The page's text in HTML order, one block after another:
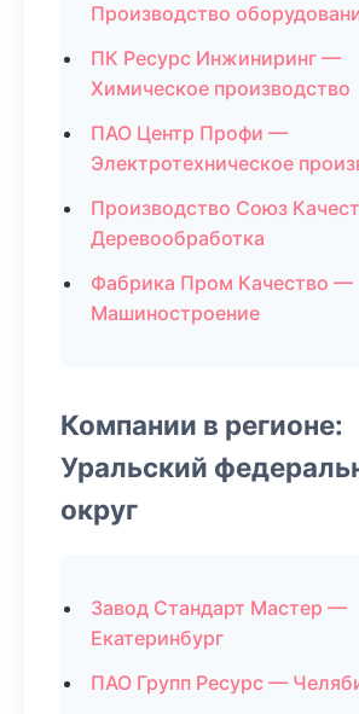
Производство
ПК Ресурс Инжиниринг —
Химическое производство
ПАО Центр Профи —
Электротехническое
Производство Союз
Деревообработка
Фабрика Пром Качество —
Машиностроение
Компании в регионе:
Уральский
округ
Завод Стандарт Мастер —
Екатеринбург
ПАО Групп Ресурс —